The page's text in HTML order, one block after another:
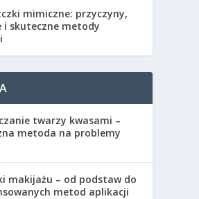
mimiczne: przyczyny,
i skuteczne metody
twarzy kwasami –
metoda na problemy
makijażu – od podstaw do
metod aplikacji